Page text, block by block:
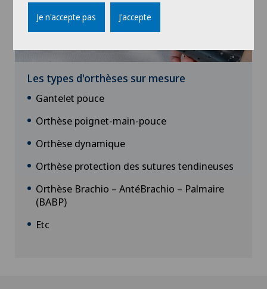
Les types d'orthèses sur mesure
Gantelet pouce
Orthèse poignet-main-pouce
Orthèse dynamique
Orthèse protection des sutures tendineuses
Orthèse Brachio – AntéBrachio – Palmaire
(BABP)
Etc
Je n'accepte pas J'accepte